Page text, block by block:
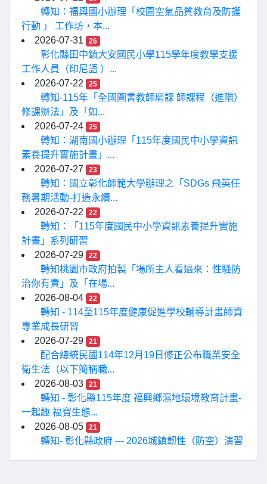
轉知：福興國小辦理「校園空氣品質教育及防護
行動 」 工作坊，本...
2026-07-31
26
彰化縣田中鎮大安國民小學115學年度教學支援
工作人員（印尼語 ）...
2026-07-22
25
轉知-115年「全國圖書教師磨課 師課程（進階）
修課辦法」及「如...
2026-07-24
25
轉知：湖南國小辦理「115年度國民中小學資訊
素養提升實施計畫」...
2026-07-27
23
轉知：國立彰化師範大學辦理之「SDGs 飛英任
務暑期活動-打造永續...
2026-07-22
22
轉知：「115年度國民中小學資訊素養提升實施
計畫」系列研習
2026-07-29
22
轉知桃園市政府拍製「場所主人看過來：性騷防
治你有責」及「在場...
2026-08-04
22
轉知 - 114至115年度健康促進學校輔導計畫師資
專業成長研習
2026-07-29
21
配合總統民國114年12月19日修正公布職業安全
衛生法（以下簡稱職...
2026-08-03
21
轉知 - 彰化縣115年度 福興鄉濕地環境教育計畫-
一起趣 福寶生態...
2026-08-05
21
轉知- 彰化縣政府 --- 2026城鎮韌性（防空）演習